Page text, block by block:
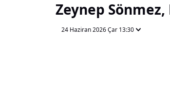
Zeynep
24 Haziran 2026 Çar 13:30